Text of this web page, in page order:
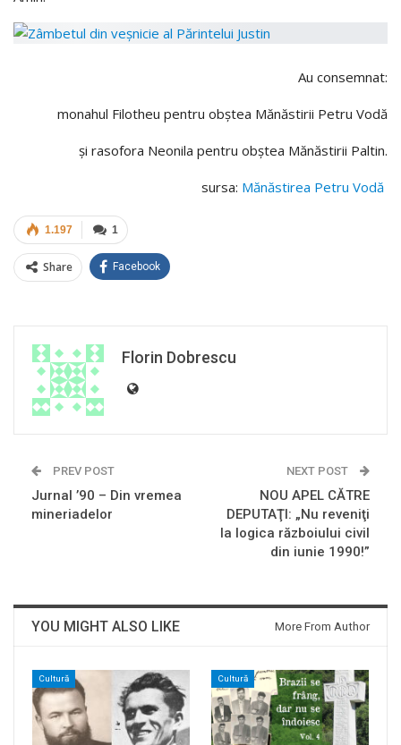
Au consemnat:
monahul Filotheu pentru obştea Mănăstirii Petru Vodă
şi rasofora Neonila pentru obştea Mănăstirii Paltin.
sursa: Mănăstirea Petru Vodă
1
1.197
Share Facebook
Florin Dobrescu
PREV POST
Jurnal ’90 – Din vremea
mineriadelor
NEXT POST
NOU APEL CĂTRE
DEPUTAŢI: „Nu reveniţi
la logica războiului civil
din iunie 1990!”
YOU MIGHT ALSO LIKE More From Author
Cultură Cultură